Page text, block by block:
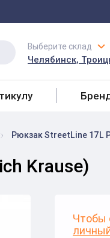
Выберите склад
Челябинск,
Рюкзак StreetLine 17L
Krause)
Чтобы